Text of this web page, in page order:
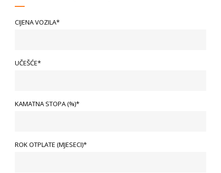
CIJENA VOZILA*
UČEŠĆE*
KAMATNA STOPA (%)*
ROK OTPLATE (MJESECI)*